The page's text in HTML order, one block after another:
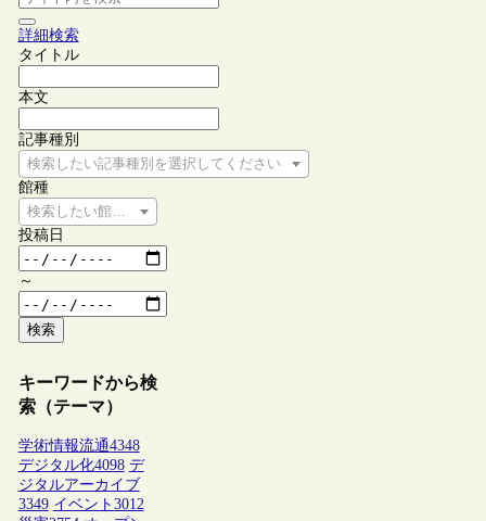
詳細検索
タイトル
本文
記事種別
検索したい記事種別を選択してください
館種
検索したい館種を選択してください
投稿日
～
検索
キーワードから検
索（テーマ）
学術情報流通4348
デジタル化4098 デ
ジタルアーカイブ
3349 イベント 3012